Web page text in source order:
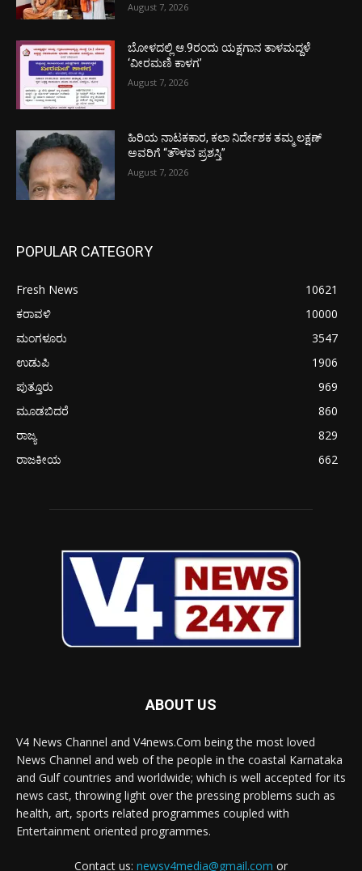
August 7, 2026
ಬೋಳದಲ್ಲಿ ಆ.9ರಂದು ಯಕ್ಷಗಾನ ತಾಳಮದ್ದಳೆ
‘ವೀರಮಣಿ ಕಾಳಗ’
August 7, 2026
ಹಿರಿಯ ನಾಟಕಕಾರ, ಕಲಾ ನಿರ್ದೇಶಕ ತಮ್ಮ ಲಕ್ಷಣ್
ಅವರಿಗೆ “ತೌಳವ ಪ್ರಶಸ್ತಿ”
August 7, 2026
POPULAR CATEGORY
Fresh News
10621
ಕರಾವಳಿ
10000
ಮಂಗಳೂರು
3547
ಉಡುಪಿ
1906
ಪುತ್ತೂರು
969
ಮೂಡಬಿದರೆ
860
ರಾಜ್ಯ
829
ರಾಜಕೀಯ
662
ABOUT US
V4 News Channel and V4news.Com being the most loved
News Channel and web of the people in the coastal Karnataka
and Gulf countries and worldwide; which is well accepted for its
news cast, throwing light over the pressing problems such as
health, art, sports related programmes coupled with
Entertainment oriented programmes.
Contact us: newsv4media@gmail.com or